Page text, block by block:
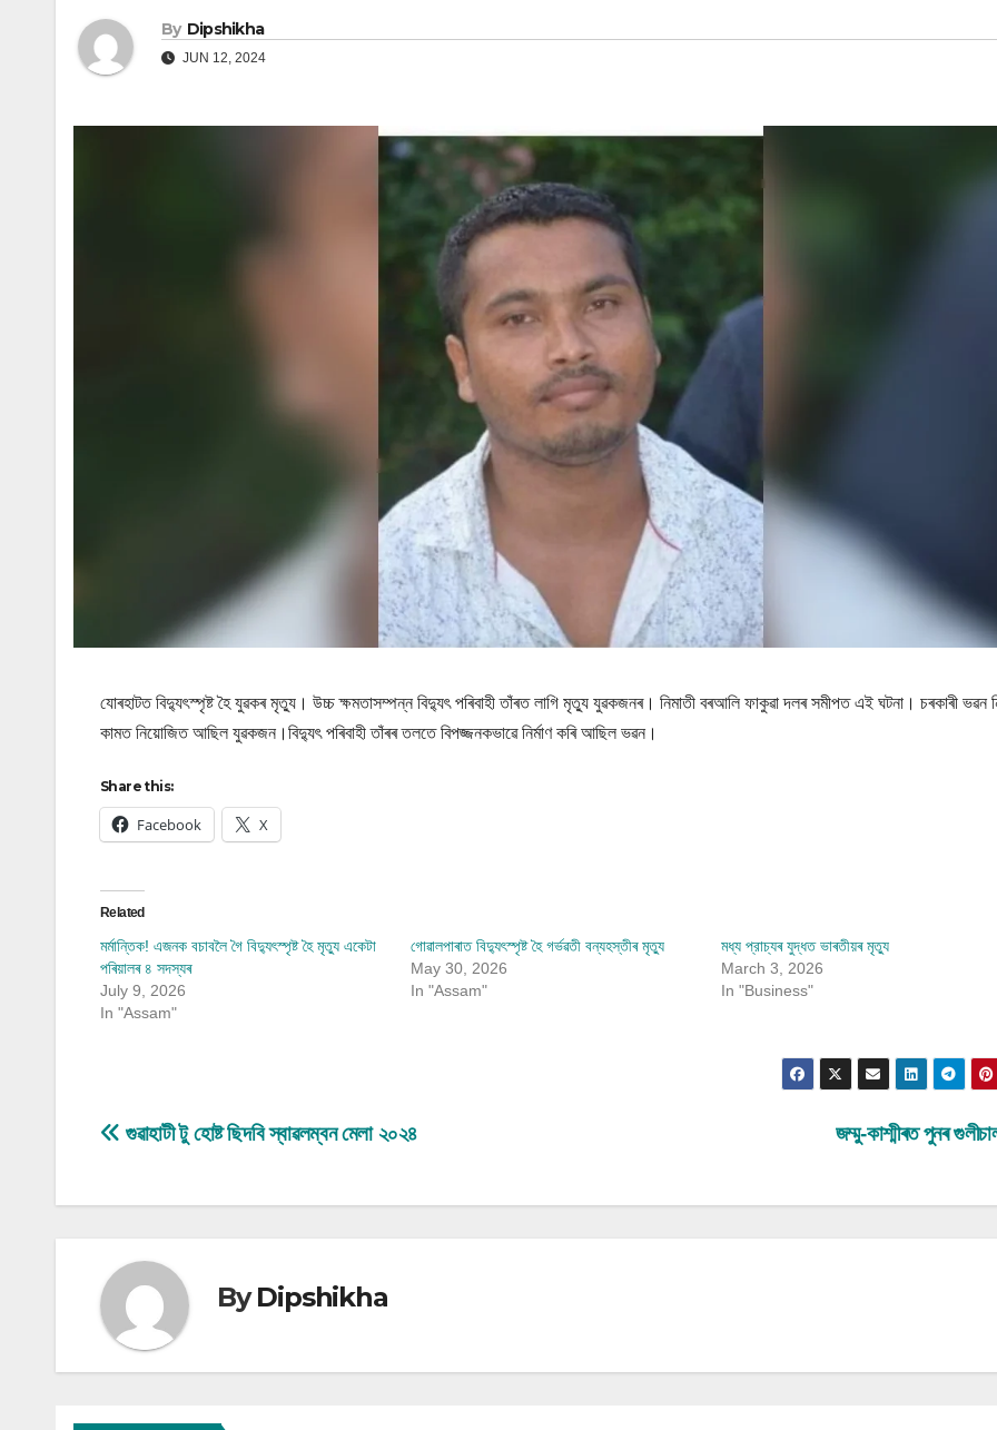
By Dipshikha
JUN 12, 2024
যোৰহাটত বিদ্যুৎস্পৃষ্ট হৈ যুৱকৰ মৃত্যু। উচ্চ ক্ষমতাসম্পন্ন বিদ্যুৎ পৰিবাহী তাঁৰত লাগি মৃত্যু যুৱকজনৰ। নিমাতী বৰআলি ফাকুৱা দলৰ সমীপত এই ঘটনা। চৰকাৰী ভৱন
কামত নিয়োজিত আছিল যুৱকজন।বিদ্যুৎ পৰিবাহী তাঁৰৰ তলতে বিপজ্জনকভাৱে নিৰ্মাণ কৰি আছিল ভৱন।
Share this:
Facebook X
Related
মৰ্মান্তিক! এজনক বচাবলৈ গৈ বিদ্যুৎস্পৃষ্ট হৈ মৃত্যু একেটা
পৰিয়ালৰ ৪ সদস্যৰ
July 9, 2026
In "Assam"
গোৱালপাৰাত বিদ্যুৎস্পৃষ্ট হৈ গৰ্ভৱতী বন্যহস্তীৰ মৃত্যু
May 30, 2026
In "Assam"
মধ্য প্রাচ্যৰ যুদ্ধত ভাৰতীয়ৰ মৃত্যু
March 3, 2026
In "Business"
Post
জম্মু-কাশ্মীৰত পুনৰ
গুৱাহাটী টু হোষ্ট ছিদবি স্বাৱলম্বন মেলা ২০২৪
ByDipshikha